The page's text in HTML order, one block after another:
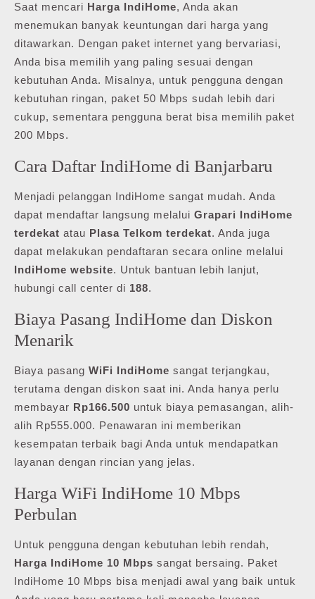
Saat mencari Harga IndiHome, Anda akan
menemukan banyak keuntungan dari harga yang
ditawarkan. Dengan paket internet yang bervariasi,
Anda bisa memilih yang paling sesuai dengan
kebutuhan Anda. Misalnya, untuk pengguna dengan
kebutuhan ringan, paket 50 Mbps sudah lebih dari
cukup, sementara pengguna berat bisa memilih paket
200 Mbps.
Cara Daftar IndiHome di Banjarbaru
Menjadi pelanggan IndiHome sangat mudah. Anda
dapat mendaftar langsung melalui Grapari IndiHome
terdekat atau Plasa Telkom terdekat. Anda juga
dapat melakukan pendaftaran secara online melalui
IndiHome website. Untuk bantuan lebih lanjut,
hubungi call center di 188.
Biaya Pasang IndiHome dan Diskon
Menarik
Biaya pasang WiFi IndiHome sangat terjangkau,
terutama dengan diskon saat ini. Anda hanya perlu
membayar Rp166.500 untuk biaya pemasangan, alih-
alih Rp555.000. Penawaran ini memberikan
kesempatan terbaik bagi Anda untuk mendapatkan
layanan dengan rincian yang jelas.
Harga WiFi IndiHome 10 Mbps
Perbulan
Untuk pengguna dengan kebutuhan lebih rendah,
Harga IndiHome 10 Mbps sangat bersaing. Paket
IndiHome 10 Mbps bisa menjadi awal yang baik untuk